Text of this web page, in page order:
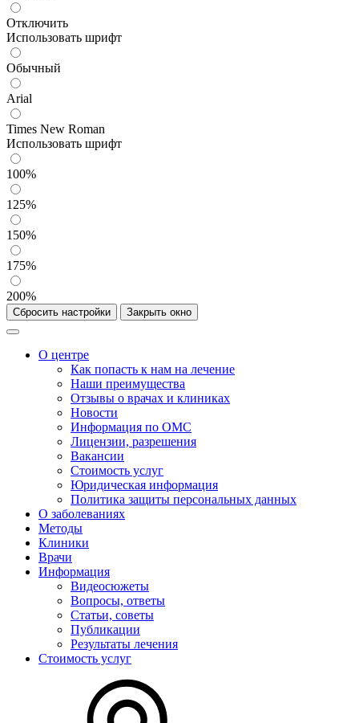
Отключить
Использовать шрифт
Обычный
Arial
Times New Roman
Использовать шрифт
100%
125%
150%
175%
200%
Сбросить настройки Закрыть окно
О центре
Как попасть к нам на лечение
Наши преимущества
Отзывы о врачах и клиниках
Новости
Информация по ОМС
Лицензии, разрешения
Вакансии
Стоимость услуг
Юридическая информация
Политика защиты персональных данных
О заболеваниях
Методы
Клиники
Врачи
Информация
Видеосюжеты
Вопросы, ответы
Статьи, советы
Публикации
Результаты лечения
Стоимость услуг